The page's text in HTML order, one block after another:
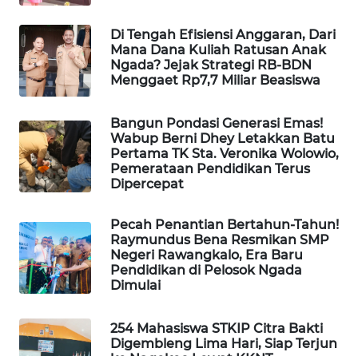
Di Tengah Efisiensi Anggaran, Dari
Mana Dana Kuliah Ratusan Anak
Ngada? Jejak Strategi RB-BDN
Menggaet Rp7,7 Miliar Beasiswa
Bangun Pondasi Generasi Emas!
Wabup Berni Dhey Letakkan Batu
Pertama TK Sta. Veronika Wolowio,
Pemerataan Pendidikan Terus
Dipercepat
Pecah Penantian Bertahun-Tahun!
Raymundus Bena Resmikan SMP
Negeri Rawangkalo, Era Baru
Pendidikan di Pelosok Ngada
Dimulai
254 Mahasiswa STKIP Citra Bakti
Digembleng Lima Hari, Siap Terjun
KELISTRIKAN
WALINKI
ID
ID
MARTABAT
NET
PLN
WATCH
MKLI
LPKKI